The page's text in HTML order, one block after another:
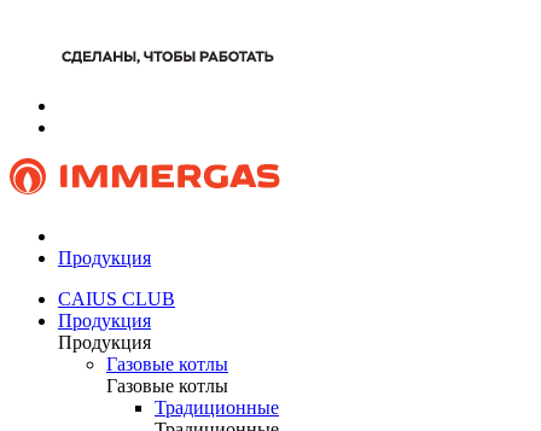
Продукция
CAIUS CLUB
Продукция
Продукция
Газовые котлы
Газовые котлы
Традиционные